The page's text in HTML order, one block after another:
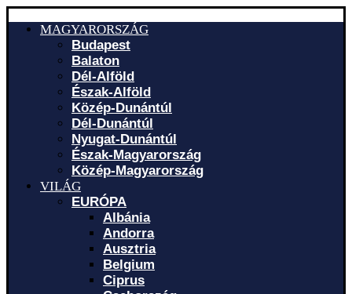
MAGYARORSZÁG
Budapest
Balaton
Dél-Alföld
Észak-Alföld
Közép-Dunántúl
Dél-Dunántúl
Nyugat-Dunántúl
Észak-Magyarország
Közép-Magyarország
VILÁG
EURÓPA
Albánia
Andorra
Ausztria
Belgium
Ciprus